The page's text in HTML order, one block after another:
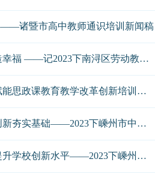
——诸暨市高中教师通识培训新闻稿
劳动淬炼成长，实践创造幸福 ——记2023下南浔区劳动教育素养提升培训活动
2023下嵊州市信息技术赋能思政课教育教学改革创新培训圆满落幕
信息技术培训，为教学创新夯实基础——2023下嵊州市中小学信息技术90学分培训
掌握教育改革领导力，提升学校创新水平——2023下嵊州市乡镇街道副校长教育改革创新与领导力提升90学分培训